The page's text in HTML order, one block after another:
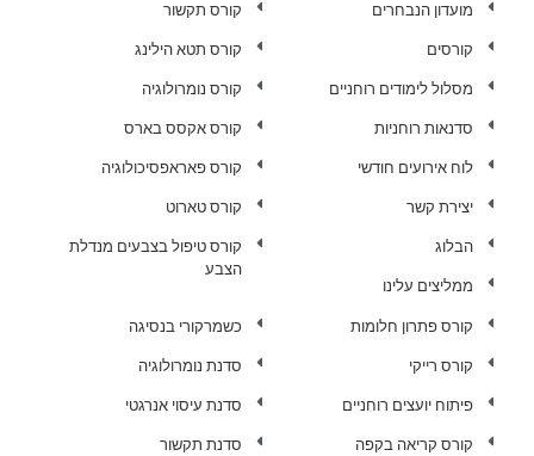
מועדון הנבחרים
קורסים
מסלול לימודים רוחניים
סדנאות רוחניות
לוח אירועים חודשי
יצירת קשר
הבלוג
ממליצים עלינו
קורס תקשור
קורס תטא הילינג
קורס נומרולוגיה
קורס אקסס בארס
קורס פאראפסיכולוגיה
קורס טארוט
קורס טיפול בצבעים מנדלת
הצבע
קורס פתרון חלומות
קורס רייקי
פיתוח יועצים רוחניים
קורס קריאה בקפה
כשמרקורי בנסיגה
סדנת נומרולוגיה
סדנת עיסוי אנרגטי
סדנת תקשור